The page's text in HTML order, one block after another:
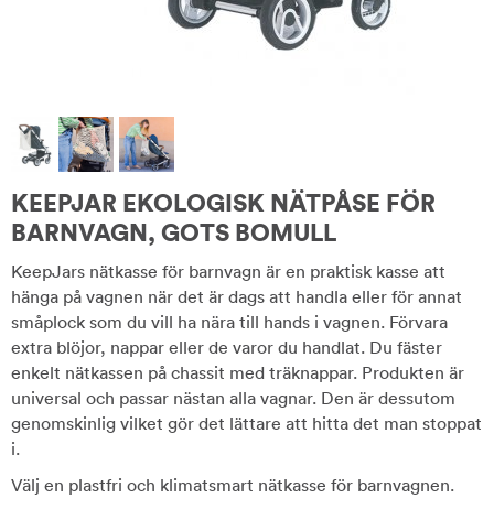
KEEPJAR EKOLOGISK NÄTPÅSE FÖR
BARNVAGN, GOTS BOMULL
KeepJars nätkasse för barnvagn är en praktisk kasse att
hänga på vagnen när det är dags att handla eller för annat
småplock som du vill ha nära till hands i vagnen. Förvara
extra blöjor, nappar eller de varor du handlat. Du fäster
enkelt nätkassen på chassit med träknappar. Produkten är
universal och passar nästan alla vagnar. Den är dessutom
genomskinlig vilket gör det lättare att hitta det man stoppat
i.
Välj en plastfri och klimatsmart nätkasse för barnvagnen.